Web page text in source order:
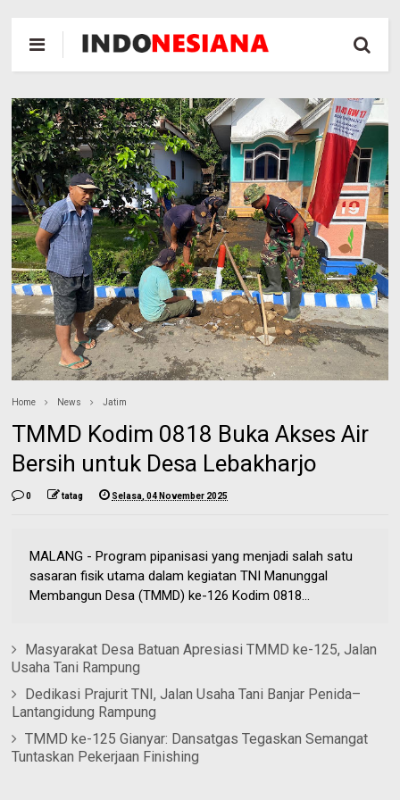
Home News Jatim
TMMD Kodim 0818 Buka Akses Air
Bersih untuk Desa Lebakharjo
0 tatag Selasa, 04 November 2025
MALANG - Program pipanisasi yang menjadi salah satu
sasaran fisik utama dalam kegiatan TNI Manunggal
Membangun Desa (TMMD) ke-126 Kodim 0818...
Masyarakat Desa Batuan Apresiasi TMMD ke-125, Jalan
Usaha Tani Rampung
Dedikasi Prajurit TNI, Jalan Usaha Tani Banjar Penida–
Lantangidung Rampung
TMMD ke-125 Gianyar: Dansatgas Tegaskan Semangat
Tuntaskan Pekerjaan Finishing